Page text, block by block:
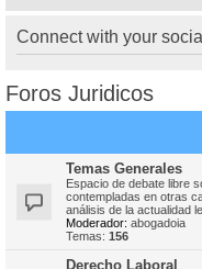
Connect with your
Foros Juridicos
Temas Generales
Espacio de debate libre
contempladas en otras
análisis de la actualidad
Moderador: abogadoia
Temas: 156
Derecho Laboral